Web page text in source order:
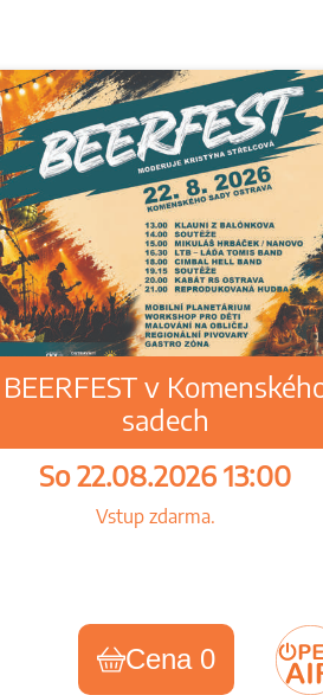
BEERFEST v
sadech
So 22.08.2026 13:00
Vstup zdarma.
Cena 0